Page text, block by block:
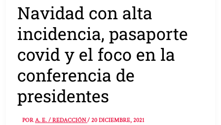
Navidad con alta
incidencia, pasaporte
covid y el foco en la
conferencia de
presidentes
PORA. E. / REDACCIÓN/20 DICIEMBRE, 2021